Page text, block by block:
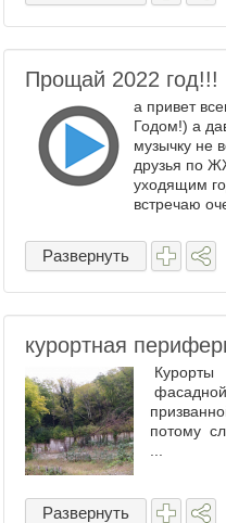
Прощай 2022 год!!!
а привет
Годом!) а
музычку не
друзья по
уходящим
встречаю
терпеливых!
Развернуть
курортная
Курорты
потому
Развернуть